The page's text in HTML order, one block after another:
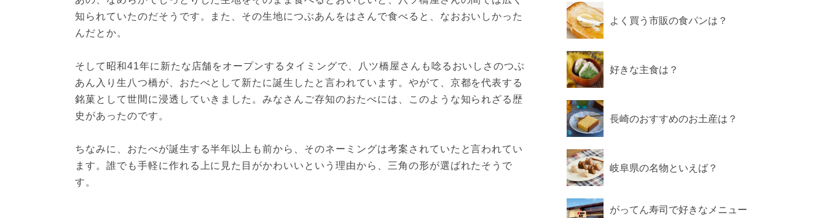
知られていたのだそうです。また、その生地につぶあんをはさんで食べると、なおおいしかった
んだとか。
そして昭和41年に新たな店舗をオープンするタイミングで、八ツ橋屋さんも唸るおいしさのつぶ
あん入り生八つ橋が、おたべとして新たに誕生したと言われています。やがて、京都を代表する
銘菓として世間に浸透していきました。みなさんご存知のおたべには、このような知られざる歴
史があったのです。
ちなみに、おたべが誕生する半年以上も前から、そのネーミングは考案されていたと言われてい
ます。誰でも手軽に作れる上に見た目がかわいいという理由から、三角の形が選ばれたそうで
す。
よく買う市販の食パンは？
好きな主食は？
長崎のおすすめのお土産は？
岐阜県の名物といえば？
がってん寿司で好きなメニュー